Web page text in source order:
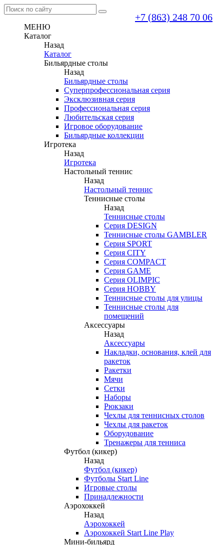
+7 (863) 248 70 06
МЕНЮ
Каталог
Назад
Каталог
Бильярдные столы
Назад
Бильярдные столы
Суперпрофессиональная серия
Эксклюзивная серия
Профессиональная серия
Любительская серия
Игровое оборудование
Бильярдные коллекции
Игротека
Назад
Игротека
Настольный теннис
Назад
Настольный теннис
Теннисные столы
Назад
Теннисные столы
Серия DESIGN
Теннисные столы GAMBLER
Серия SPORT
Серия CITY
Серия COMPACT
Серия GAME
Серия OLIMPIC
Серия HOBBY
Теннисные столы для улицы
Теннисные столы для
помещений
Аксессуары
Назад
Аксессуары
Накладки, основания, клей для
ракеток
Ракетки
Мячи
Сетки
Наборы
Рюкзаки
Чехлы для теннисных столов
Чехлы для ракеток
Оборудование
Тренажеры для тенниса
Футбол (кикер)
Назад
Футбол (кикер)
Футболы Start Line
Игровые столы
Принадлежности
Аэрохоккей
Назад
Аэрохоккей
Аэрохоккей Start Line Play
Мини-бильярд